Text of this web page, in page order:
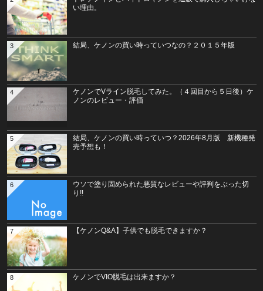
い理由。
結局、ケノンの買い時っていつなの？２０１５年版
3
ケノンでVライン脱毛してみた。（４回目から５日後）ケ
ノンのレビュー・評価
4
結局、ケノンの買い時っていつ？2026年8月版 新機種発
売予想も！
5
ウソで塗り固められた悪質なレビューや評判をぶった切
り!!
6
【ケノンQ&A】子供でも脱毛できますか？
7
ケノンでVIO脱毛は出来ますか？
8